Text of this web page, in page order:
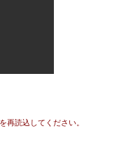
再読込してください。